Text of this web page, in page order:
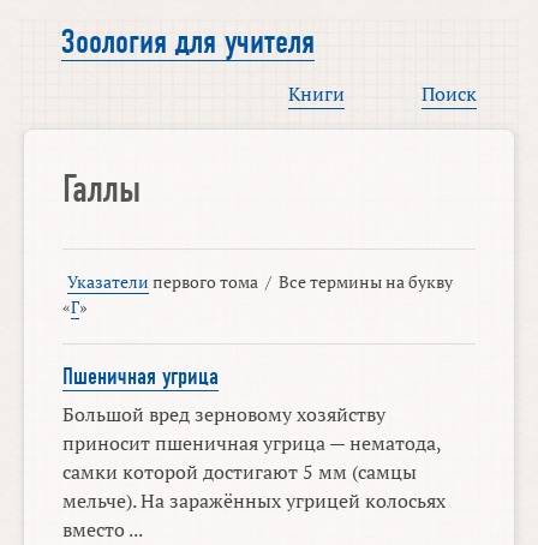
Зоология для учителя
Книги Поиск
Галлы
Указатели первого тома / Все термины на букву
«Г»
Пшеничная угрица
Большой вред зерновому хозяйству
приносит пшеничная угрица — нематода,
самки которой достигают 5 мм (самцы
мельче). На заражённых угрицей колосьях
вместо ...